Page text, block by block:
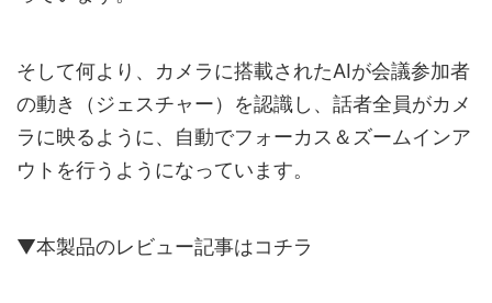
そして何より、カメラに搭載されたAIが会議参加者
の動き（ジェスチャー）を認識し、話者全員がカメ
ラに映るように、自動でフォーカス＆ズームインア
ウトを行うようになっています。
▼本製品のレビュー記事はコチラ